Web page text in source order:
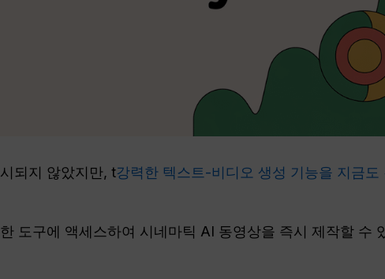
되지 않았지만, t강력한 텍스트-비디오 생성 기능을 지금도
도구에 액세스하여 시네마틱 AI 동영상을 즉시 제작할 수